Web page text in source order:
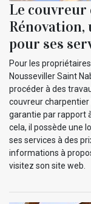
Le
pour ses
Pour les
Nousseviller Saint
procéder à des
couvreur charpentier
garantie par rapport
cela, il possède une
ses services à des
informations à
visitez son site web.